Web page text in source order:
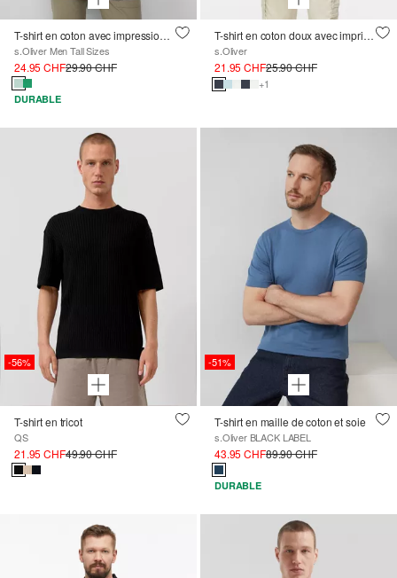
T-shirt en coton avec impression du logo
s.Oliver Men Tall Sizes
24.95 CHF29.90 CHF
DURABLE
T-shirt en coton doux avec imprimé sur le devant
s.Oliver
21.95 CHF25.90 CHF
+1
-56%
T-shirt en tricot
QS
21.95 CHF49.90 CHF
-51%
T-shirt en maille de coton et soie
s.Oliver BLACK LABEL
43.95 CHF89.90 CHF
DURABLE